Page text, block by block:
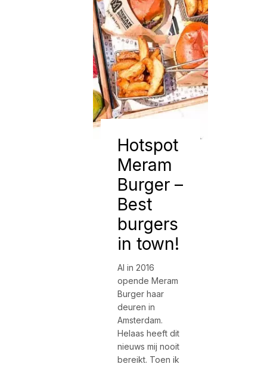
Hotspot
Meram
Burger –
Best
burgers
in town!
Al in 2016
opende Meram
Burger haar
deuren in
Amsterdam.
Helaas heeft dit
nieuws mij nooit
bereikt. Toen ik